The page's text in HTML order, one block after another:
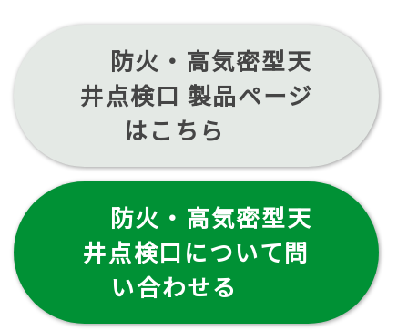
防火・高気密型天
井点検口 製品ページ
はこちら
防火・高気密型天
井点検口について問
い合わせる